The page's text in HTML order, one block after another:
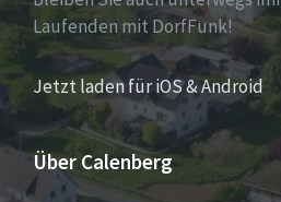
Laufenden mit DorfFunk!
Jetzt laden für iOS & Android
Über Calenberg